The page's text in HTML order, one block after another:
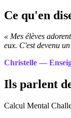
Ce qu'en
« Mes élèves
eux. C'est devenu
Christelle —
Ils parlent
Calcul Mental